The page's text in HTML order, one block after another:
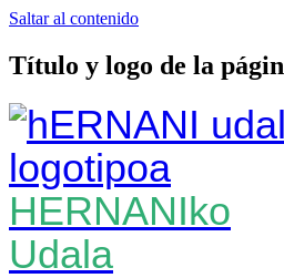
Saltar al contenido
Título y logo de la
HERNANIko
Udala